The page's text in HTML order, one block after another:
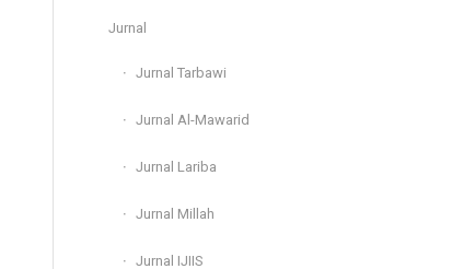
Jurnal
Jurnal Tarbawi
Jurnal Al-Mawarid
Jurnal Lariba
Jurnal Millah
Jurnal IJIIS